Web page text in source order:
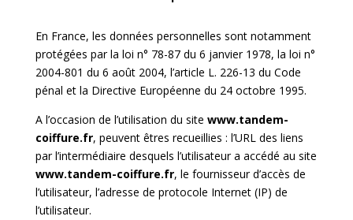
En France, les données personnelles sont notamment
protégées par la loi n° 78-87 du 6 janvier 1978, la loi n°
2004-801 du 6 août 2004, l’article L. 226-13 du Code
pénal et la Directive Européenne du 24 octobre 1995.
A l’occasion de l’utilisation du site www.tandem-
coiffure.fr, peuvent êtres recueillies : l’URL des liens
par l’intermédiaire desquels l’utilisateur a accédé au site
www.tandem-coiffure.fr, le fournisseur d’accès de
l’utilisateur, l’adresse de protocole Internet (IP) de
l’utilisateur.